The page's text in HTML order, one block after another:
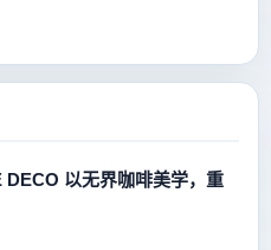
以无界咖啡美学，重